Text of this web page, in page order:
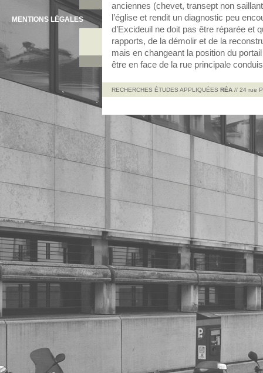
MENTIONS LÉGALES
anciennes (chevet, transept non
l’église et rendit un diagnostic peu
d’Excideuil ne doit pas être réparée et
rapports, de la démolir et de la
mais en changeant la position du
être en face de la rue principale
RECHERCHES ÉTUDES APPLIQUÉES RÉA // 24 rue